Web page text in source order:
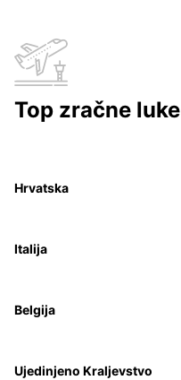
Top zračne luke
Hrvatska
Italija
Belgija
Ujedinjeno Kraljevstvo